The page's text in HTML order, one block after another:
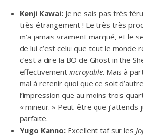
Kenji Kawai: Je ne sais pas très
très étrangement ! Le très très
m’a jamais vraiment marqué, et le
de lui c’est celui que tout le monde
c’est à dire la BO de Ghost in the
effectivement incroyable. Mais à
mal à retenir quoi que ce soit
l’impression que au moins trois
« mineur. » Peut-être que j’attends
parfaite.
Yugo Kanno: Excellent taf sur les